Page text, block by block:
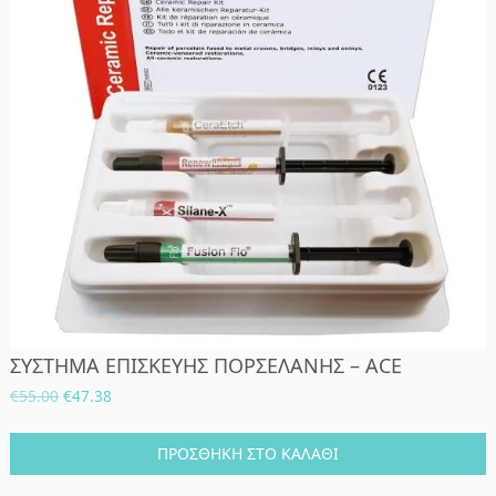
ΣΥΣΤΗΜΑ ΕΠΙΣΚΕΥΗΣ ΠΟΡΣΕΛΑΝΗΣ – ACE
€55.00 Original
€55.00.
€47.38Η
είναι:
ΠΡΟΣΘΉΚΗ ΣΤΟ ΚΑΛΆΘΙ